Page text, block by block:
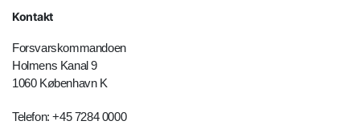
Kontakt
Forsvarskommandoen
Holmens Kanal 9
1060 København K
Telefon: +45 7284 0000